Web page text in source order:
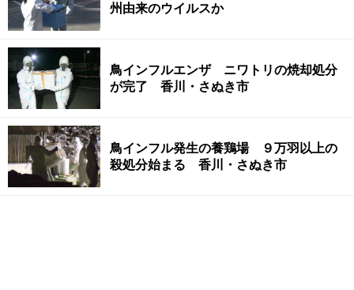
州由来のウイルスか
鳥インフルエンザ ニワトリの焼却処分
が完了 香川・さぬき市
鳥インフル発生の養鶏場 ９万羽以上の
殺処分始まる 香川・さぬき市